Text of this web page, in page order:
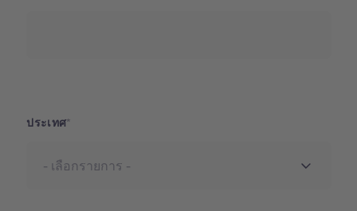
ประเทศ